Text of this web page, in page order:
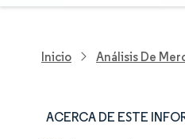
Inicio Análisis De
ACERCA DE ESTE